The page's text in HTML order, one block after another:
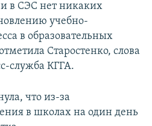
в СЭС нет никаких
учебно-
в образовательных
Старостенко, слова
служба КГГА.
что из-за
в школах на один день